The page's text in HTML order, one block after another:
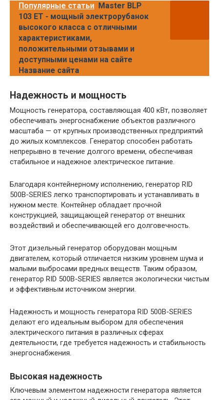
Популярные статьи Master BLP
103 ET - мощный электрорубанок
высокого класса с отличными
характеристиками,
положительными отзывами и
доступными ценами на сайте
Название сайта
Надежность и мощность
Мощность генератора, составляющая 400 кВт, позволяет
обеспечивать энергоснабжение объектов различного
масштаба — от крупных производственных предприятий
до жилых комплексов. Генератор способен работать
непрерывно в течение долгого времени, обеспечивая
стабильное и надежное электрическое питание.
Благодаря контейнерному исполнению, генератор RID
500B-SERIES легко транспортировать и устанавливать в
нужном месте. Контейнер обладает прочной
конструкцией, защищающей генератор от внешних
воздействий и обеспечивающей его долговечность.
Этот дизельный генератор оборудован мощным
двигателем, который отличается низким уровнем шума и
малыми выбросами вредных веществ. Таким образом,
генератор RID 500B-SERIES является экологически чистым
и эффективным источником энергии.
Надежность и мощность генератора RID 500B-SERIES
делают его идеальным выбором для обеспечения
электрического питания в различных сферах
деятельности, где требуется надежность и стабильность
энергоснабжения.
Высокая надежность
Ключевым элементом надежности генератора является